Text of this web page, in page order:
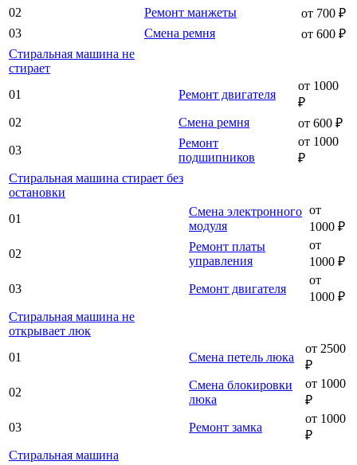
02
Ремонт манжеты
от 700 ₽
03
Смена ремня
от 600 ₽
Стиральная машина не
стирает
01
Ремонт двигателя
от 1000
₽
02
Смена ремня
от 600 ₽
03
Ремонт
подшипников
от 1000
₽
Стиральная машина стирает без
остановки
01
Смена электронного
модуля
от
1000 ₽
02
Ремонт платы
управления
от
1000 ₽
03
Ремонт двигателя
от
1000 ₽
Стиральная машина не
открывает люк
01
Смена петель люка
от 2500
₽
02
Смена блокировки
люка
от 1000
₽
03
Ремонт замка
от 1000
₽
Стиральная машина